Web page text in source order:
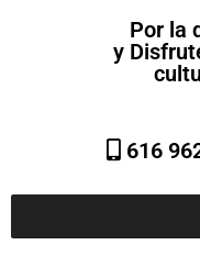
Por la
y
616